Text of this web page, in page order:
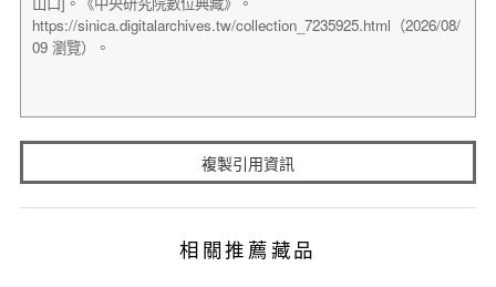
複製引用資訊
相關推薦藏品